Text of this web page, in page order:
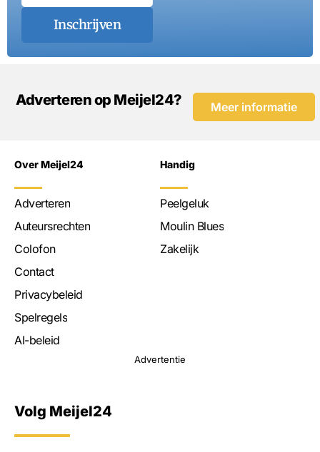
Inschrijven
Adverteren op Meijel24? Meer informatie
Over Meijel24
Adverteren
Auteursrechten
Colofon
Contact
Privacybeleid
Spelregels
AI-beleid
Handig
Peelgeluk
Moulin Blues
Zakelijk
Advertentie
Volg Meijel24